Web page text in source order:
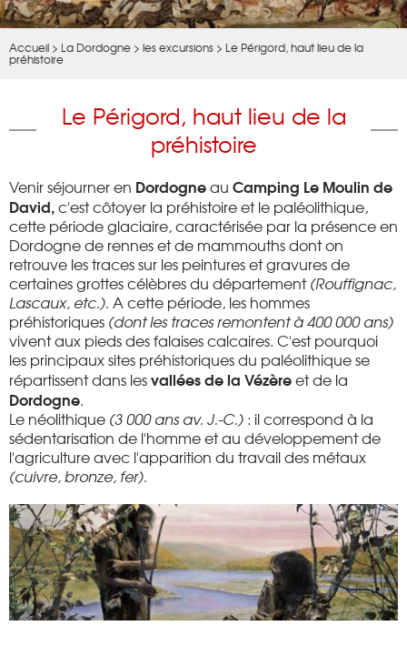
Accueil > La Dordogne > les excursions > Le Périgord, haut lieu de la
préhistoire
Le Périgord, haut lieu de la
préhistoire
Venir séjourner en Dordogneau Camping Le Moulin de
David,c'est côtoyer la préhistoire et le paléolithique,
cette période glaciaire, caractérisée par la présence en
Dordogne de rennes et de mammouths dont on
retrouve les traces sur les peintures et gravures de
certaines grottes célèbres du département(Rouffignac,
Lascaux, etc.). A cette période, les hommes
préhistoriques (dont les traces remontent à 400 000 ans)
vivent aux pieds des falaises calcaires. C'est pourquoi
les principaux sites préhistoriques du paléolithique se
répartissent dans lesvallées de la Vézèreet de la
Dordogne.
Le néolithique (3 000 ans av. J.-C.) : il correspond à la
sédentarisation de l'homme et au développement de
l'agriculture avec l'apparition du travail des métaux
(cuivre, bronze, fer).